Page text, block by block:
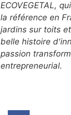
ECOVEGETAL,
la référence en
jardins sur toits
belle histoire
passion
entrepreneurial.